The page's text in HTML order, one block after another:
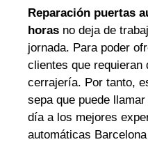
Reparación puertas
horas no deja de
jornada. Para poder
clientes que
cerrajería. Por tanto,
sepa que puede
día a los mejores
automáticas